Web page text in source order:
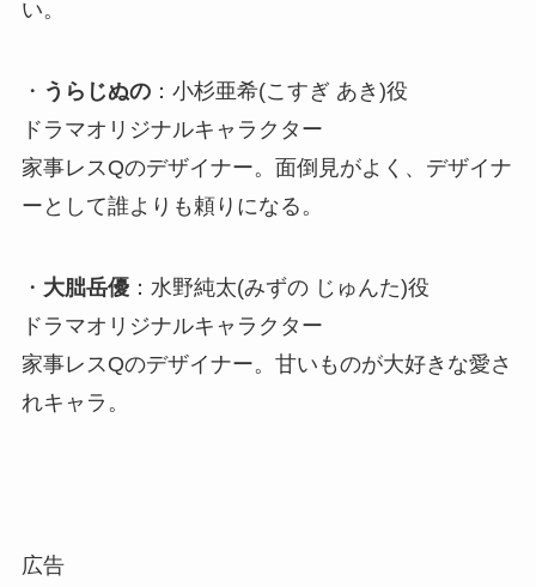
い。
・ うらじぬの：小杉亜希(こすぎ あき)役
ドラマオリジナルキャラクター
家事レスQのデザイナー。面倒見がよく、デザイナ
ーとして誰よりも頼りになる。
・ 大朏岳優：水野純太(みずの じゅんた)役
ドラマオリジナルキャラクター
家事レスQのデザイナー。甘いものが大好きな愛さ
れキャラ。
広告